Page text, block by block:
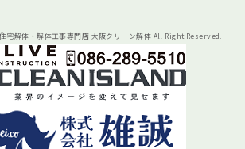
解体・解体工事専門店 大阪クリーン解体 All Right Reserved.